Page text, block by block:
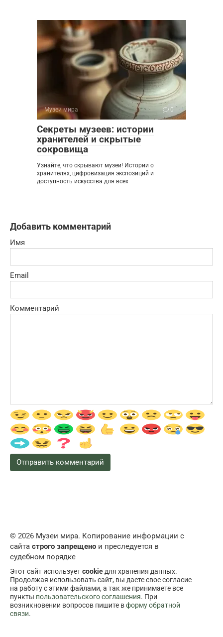
Музеи мира 0
Секреты музеев: истории
хранителей и скрытые
сокровища
Узнайте, что скрывают музеи! Истории о
хранителях, цифровизация экспозиций и
доступность искусства для всех
Добавить комментарий
Имя
Email
Комментарий
© 2026 Музеи мира. Копирование информации с
сайта строго запрещено и преследуется в
судебном порядке
Этот сайт используетcookie для хранения данных.
Продолжая использовать сайт, вы даете свое согласие
на работу с этими файлами, а так же принимаете все
пункты пользовательского соглашения. При
возникновении вопросов пишите вформу обратной
связи.